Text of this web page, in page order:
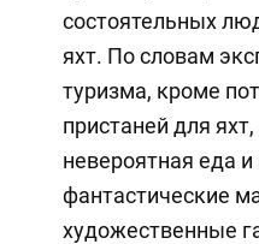
состоятельных
яхт. По словам
туризма, кроме
пристаней для
невероятная еда и
фантастические
художественные